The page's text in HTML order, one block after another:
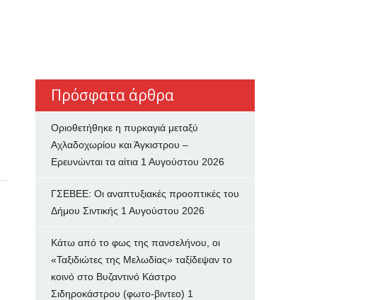
Πρόσφατα άρθρα
Οριοθετήθηκε η πυρκαγιά μεταξύ
Αχλαδοχωρίου και Άγκιστρου –
Ερευνώνται τα αίτια 1 Αυγούστου 2026
ΓΣΕΒΕΕ: Οι αναπτυξιακές προοπτικές του
Δήμου Σιντικής 1 Αυγούστου 2026
Κάτω από το φως της πανσελήνου, οι
«Ταξιδιώτες της Μελωδίας» ταξίδεψαν το
κοινό στο Βυζαντινό Κάστρο
Σιδηροκάστρου (φωτο-βιντεο) 1